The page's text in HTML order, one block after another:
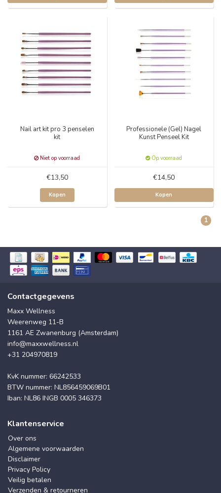
Nail art kit pro 3 penselen
kit
Niet op voorraad
€13,50
Kopen
Professionele (Gel) Nagel
Kunst Penseel Kit
Op voorraad
€14,50
Kopen
1
Contactgegevens
Maxx Wellness
Weerenweg 11-B
1161 AE Zwanenburg (Amsterdam)
info@maxxwellness.nl
+31 204970819
KvK nummer: 66242533
BTW nummer: NL856459069B01
Iban: NL86 INGB 0005 346373
Klantenservice
Over ons
Algemene voorwaarden
Disclaimer
Privacy Policy
Veilig betalen
Verzenden & retourneren